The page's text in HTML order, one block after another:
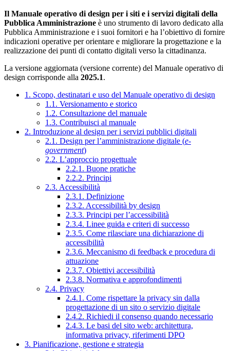
Il Manuale operativo di design per i siti e i servizi digitali della
Pubblica Amministrazione è uno strumento di lavoro dedicato alla
Pubblica Amministrazione e i suoi fornitori e ha l’obiettivo di fornire
indicazioni operative per orientare e migliorare la progettazione e la
realizzazione dei punti di contatto digitali verso la cittadinanza.
La versione aggiornata (versione corrente) del Manuale operativo di
design corrisponde alla 2025.1.
1. Scopo, destinatari e uso del Manuale operativo di design
1.1. Versionamento e storico
1.2. Consultazione del manuale
1.3. Contribuisci al manuale
2. Introduzione al design per i servizi pubblici digitali
2.1. Design per l’amministrazione digitale (e-
government)
2.2. L’approccio progettuale
2.2.1. Buone pratiche
2.2.2. Principi
2.3. Accessibilità
2.3.1. Definizione
2.3.2. Accessibilità by design
2.3.3. Principi per l’accessibilità
2.3.4. Linee guida e criteri di successo
2.3.5. Come rilasciare una dichiarazione di
accessibilità
2.3.6. Meccanismo di feedback e procedura di
attuazione
2.3.7. Obiettivi accessibilità
2.3.8. Normativa e approfondimenti
2.4. Privacy
2.4.1. Come rispettare la privacy sin dalla
progettazione di un sito o servizio digitale
2.4.2. Richiedi il consenso quando necessario
2.4.3. Le basi del sito web: architettura,
informativa privacy, riferimenti DPO
3. Pianificazione, gestione e strategia